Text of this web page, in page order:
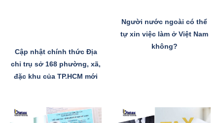
Cập nhật chính thức Địa
chỉ trụ sở 168 phường, xã,
đặc khu của TP.HCM mới
Người nước ngoài có thể
tự xin việc làm ở Việt Nam
không?